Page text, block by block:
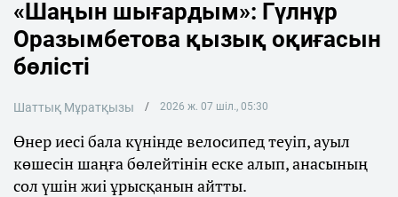
«Шаңын шығардым»: Гүлнұр
Оразымбетова қызық оқиғасын
бөлісті
Шаттық Мұратқызы 2026 ж. 07 шіл., 05:30
Өнер иесі бала күнінде велосипед теуіп, ауыл
көшесін шаңға бөлейтінін еске алып, анасының
сол үшін жиі ұрысқанын айтты.